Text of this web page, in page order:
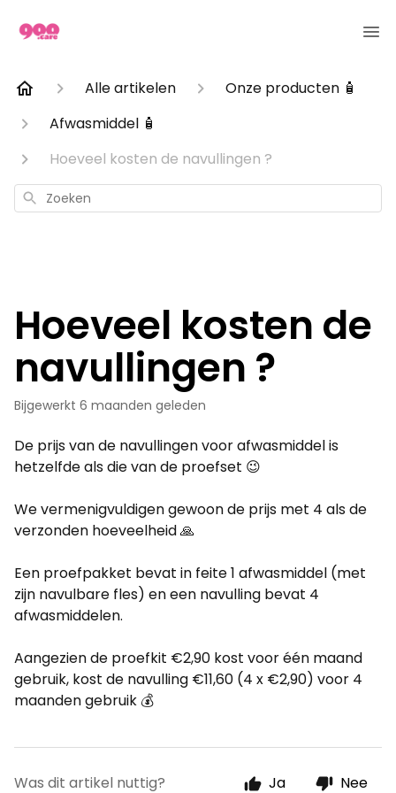
Alle artikelen
Onze producten 🧴
Afwasmiddel 🧴
Hoeveel kosten de navullingen ?
Zoeken
Hoeveel kosten de
navullingen ?
Bijgewerkt 6 maanden geleden
De prijs van de navullingen voor afwasmiddel is
hetzelfde als die van de proefset 😉
We vermenigvuldigen gewoon de prijs met 4 als de
verzonden hoeveelheid 🙏
Een proefpakket bevat in feite 1 afwasmiddel (met
zijn navulbare fles) en een navulling bevat 4
afwasmiddelen.
Aangezien de proefkit €2,90 kost voor één maand
gebruik, kost de navulling €11,60 (4 x €2,90) voor 4
maanden gebruik 💰
Was dit artikel nuttig? Ja Nee